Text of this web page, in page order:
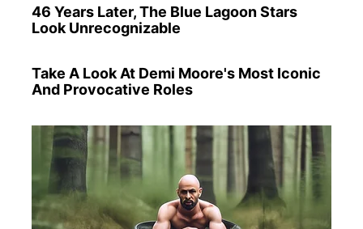
46 Years Later, The Blue Lagoon Stars
Look Unrecognizable
Take A Look At Demi Moore's Most Iconic
And Provocative Roles